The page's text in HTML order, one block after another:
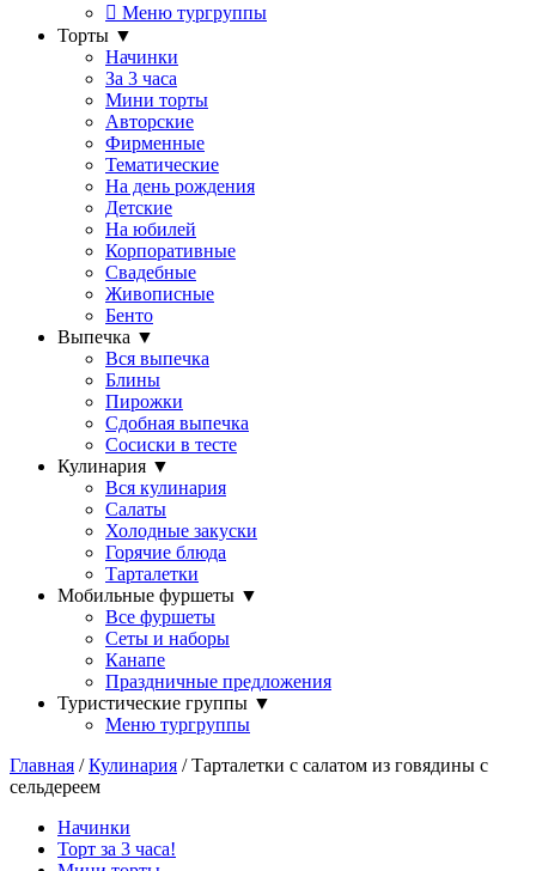
Меню тургруппы
Торты ▼
Начинки
За 3 часа
Мини торты
Авторские
Фирменные
Тематические
На день рождения
Детские
На юбилей
Корпоративные
Свадебные
Живописные
Бенто
Выпечка ▼
Вся выпечка
Блины
Пирожки
Сдобная выпечка
Сосиски в тесте
Кулинария ▼
Вся кулинария
Салаты
Холодные закуски
Горячие блюда
Тарталетки
Мобильные фуршеты ▼
Все фуршеты
Сеты и наборы
Канапе
Праздничные предложения
Туристические группы ▼
Меню тургруппы
Главная /Кулинария / Тарталетки с салатом из говядины с
сельдереем
Начинки
Торт за 3 часа!